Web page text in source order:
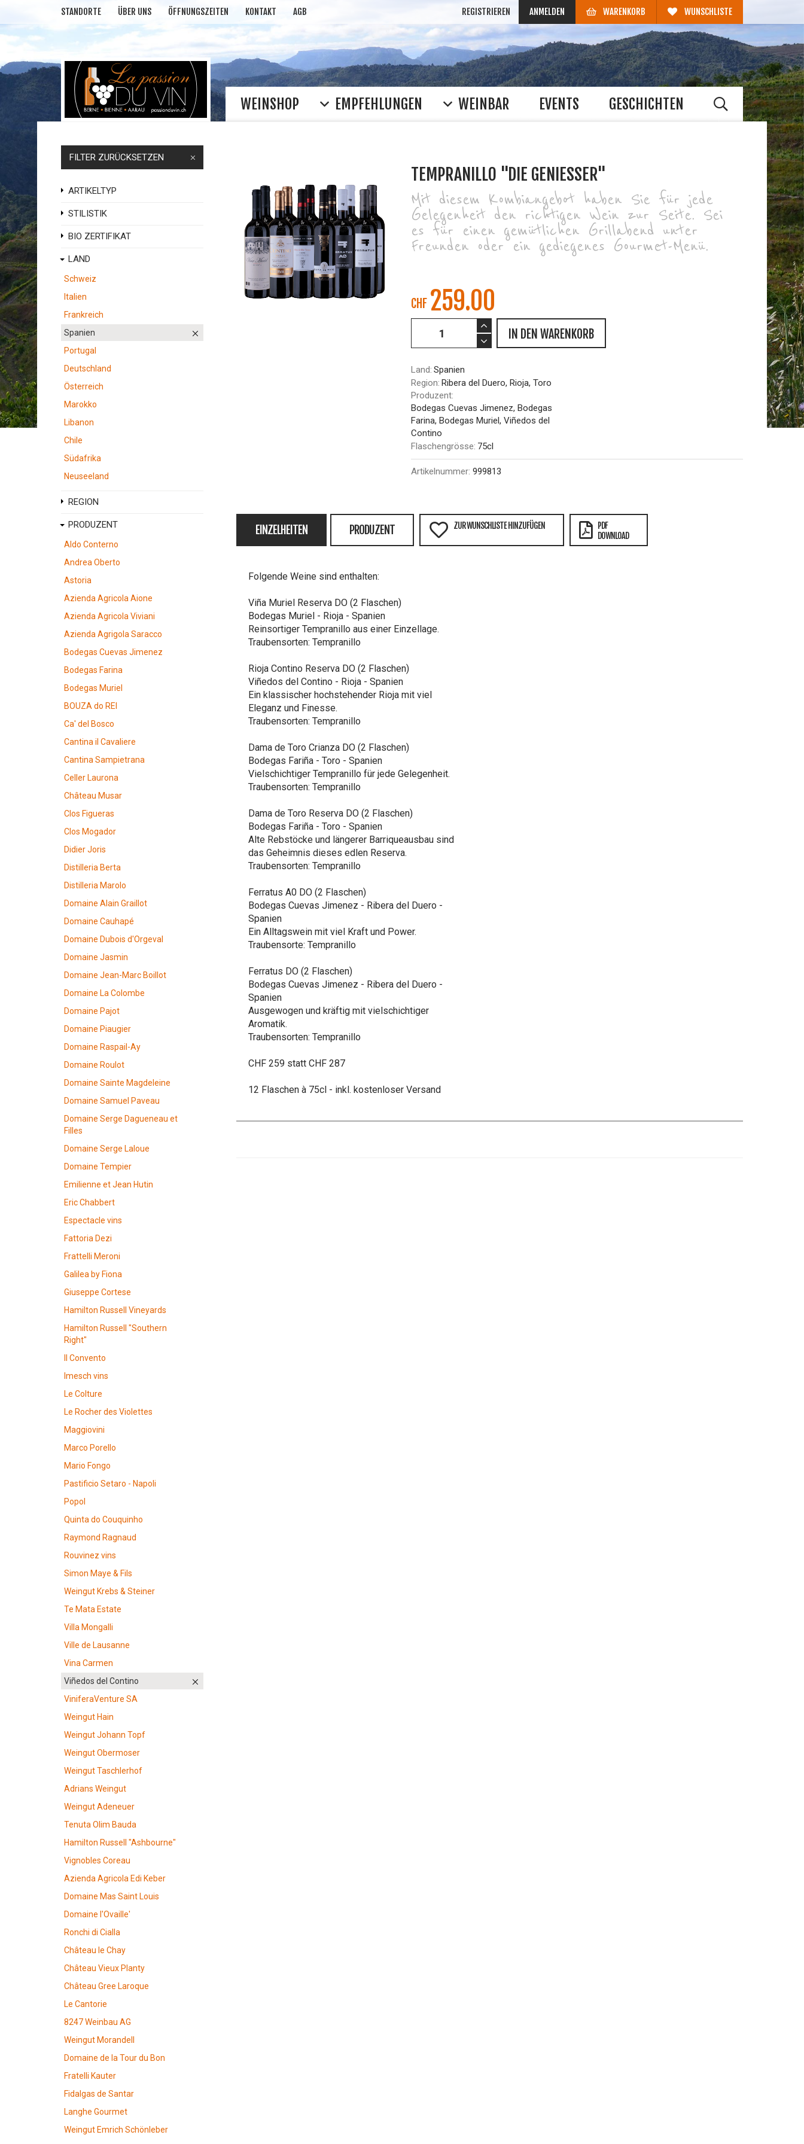
STANDORTE ÜBER UNS ÖFFNUNGSZEITEN KONTAKT AGB REGISTRIEREN ANMELDEN WARENKORB WUNSCHLISTE
WEINSHOP EMPFEHLUNGEN WEINBAR EVENTS GESCHICHTEN
FILTER ZURÜCKSETZEN
ARTIKELTYP
STILISTIK
BIO ZERTIFIKAT
LAND
Schweiz
Italien
Frankreich
Spanien
Portugal
Deutschland
Österreich
Marokko
Libanon
Chile
Südafrika
Neuseeland
REGION
PRODUZENT
Aldo Conterno
Andrea Oberto
Astoria
Azienda Agricola Aione
Azienda Agricola Viviani
Azienda Agrigola Saracco
Bodegas Cuevas Jimenez
Bodegas Farina
Bodegas Muriel
BOUZA do REI
Ca' del Bosco
Cantina il Cavaliere
Cantina Sampietrana
Celler Laurona
Château Musar
Clos Figueras
Clos Mogador
Didier Joris
Distilleria Berta
Distilleria Marolo
Domaine Alain Graillot
Domaine Cauhapé
Domaine Dubois d'Orgeval
Domaine Jasmin
Domaine Jean-Marc Boillot
Domaine La Colombe
Domaine Pajot
Domaine Piaugier
Domaine Raspail-Ay
Domaine Roulot
Domaine Sainte Magdeleine
Domaine Samuel Paveau
Domaine Serge Dagueneau et
Filles
Domaine Serge Laloue
Domaine Tempier
Emilienne et Jean Hutin
Eric Chabbert
Espectacle vins
Fattoria Dezi
Frattelli Meroni
Galilea by Fiona
Giuseppe Cortese
Hamilton Russell Vineyards
Hamilton Russell "Southern
Right"
Il Convento
Imesch vins
Le Colture
Le Rocher des Violettes
Maggiovini
Marco Porello
Mario Fongo
Pastificio Setaro - Napoli
Popol
Quinta do Couquinho
Raymond Ragnaud
Rouvinez vins
Simon Maye & Fils
Weingut Krebs & Steiner
Te Mata Estate
Villa Mongalli
Ville de Lausanne
Vina Carmen
Viñedos del Contino
ViniferaVenture SA
Weingut Hain
Weingut Johann Topf
Weingut Obermoser
Weingut Taschlerhof
Adrians Weingut
Weingut Adeneuer
Tenuta Olim Bauda
Hamilton Russell "Ashbourne"
Vignobles Coreau
Azienda Agricola Edi Keber
Domaine Mas Saint Louis
Domaine l'Ovaille'
Ronchi di Cialla
Château le Chay
Château Vieux Planty
Château Gree Laroque
Le Cantorie
8247 Weinbau AG
Weingut Morandell
Domaine de la Tour du Bon
Fratelli Kauter
Fidalgas de Santar
Langhe Gourmet
Weingut Emrich Schönleber
TEMPRANILLO "DIE GENIESSER"
Mit diesem Kombiangebot haben Sie für jede
Gelegenheit den richtigen Wein zur Seite. Sei
es für einen gemütlichen Grillabend unter
Freunden oder ein gediegenes Gourmet-Menü.
CHF 259.00
IN DEN WARENKORB
Land: Spanien
Region: Ribera del Duero, Rioja, Toro
Produzent:
Bodegas Cuevas Jimenez, Bodegas
Farina, Bodegas Muriel, Viñedos del
Contino
Flaschengrösse: 75cl
Artikelnummer: 999813
EINZELHEITEN PRODUZENT ZUR WUNSCHLISTE HINZUFÜGEN
PDF
DOWNLOAD
Folgende Weine sind enthalten:
Viña Muriel Reserva DO (2 Flaschen)
Bodegas Muriel - Rioja - Spanien
Reinsortiger Tempranillo aus einer Einzellage.
Traubensorten: Tempranillo
Rioja Contino Reserva DO (2 Flaschen)
Viñedos del Contino - Rioja - Spanien
Ein klassischer hochstehender Rioja mit viel
Eleganz und Finesse.
Traubensorten: Tempranillo
Dama de Toro Crianza DO (2 Flaschen)
Bodegas Fariña - Toro - Spanien
Vielschichtiger Tempranillo für jede Gelegenheit.
Traubensorten: Tempranillo
Dama de Toro Reserva DO (2 Flaschen)
Bodegas Fariña - Toro - Spanien
Alte Rebstöcke und längerer Barriqueausbau sind
das Geheimnis dieses edlen Reserva.
Traubensorten: Tempranillo
Ferratus A0 DO (2 Flaschen)
Bodegas Cuevas Jimenez - Ribera del Duero -
Spanien
Ein Alltagswein mit viel Kraft und Power.
Traubensorte: Tempranillo
Ferratus DO (2 Flaschen)
Bodegas Cuevas Jimenez - Ribera del Duero -
Spanien
Ausgewogen und kräftig mit vielschichtiger
Aromatik.
Traubensorten: Tempranillo
CHF 259 statt CHF 287
12 Flaschen à 75cl - inkl. kostenloser Versand